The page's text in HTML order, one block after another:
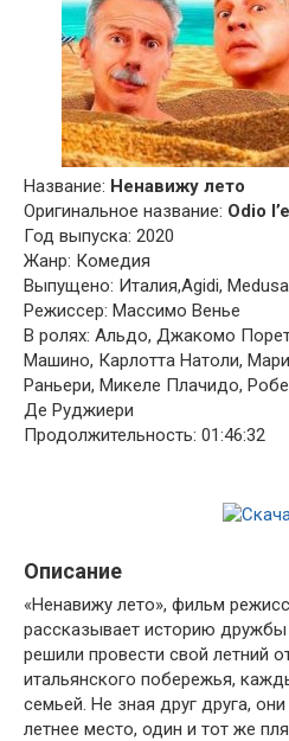
Название: Ненавижу лето
Оригинальное название: Odio
Год выпуска: 2020
Жанр: Комедия
Выпущено: Италия,Agidi,
Режиссер: Массимо Венье
В ролях: Альдо, Джакомо
Машино, Карлотта Натоли,
Раньери, Микеле Плачидо,
Де Руджиери
Продолжительность: 01:46:32
Описание
«Ненавижу лето», фильм
рассказывает историю дружбы
решили провести свой летний
итальянского побережья,
семьей. Не зная друг друга,
летнее место, один и тот же